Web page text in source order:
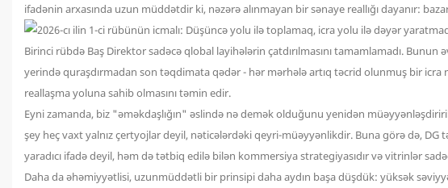
ifadənin arxasında uzun müddətdir ki, nəzərə alınmayan bir sənaye reallığı dayanır:
Birinci rübdə Baş Direktor sadəcə qlobal layihələrin çatdırılmasını tamamlamadı.
yerində quraşdırmadan son təqdimata qədər - hər mərhələ artıq təcrid olunmuş bir
reallaşma yoluna sahib olmasını təmin edir.
Eyni zamanda, biz "əməkdaşlığın" əslində nə demək olduğunu yenidən
şey heç vaxt yalnız çertyojlar deyil, nəticələrdəki qeyri-müəyyənlikdir. Buna görə də, DG
yaradıcı ifadə deyil, həm də tətbiq edilə bilən kommersiya strategiyasıdır və vitrinlər
Daha da əhəmiyyətlisi, uzunmüddətli bir prinsipi daha aydın başa düşdük: yüksək